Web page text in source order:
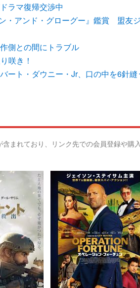
ラマ復帰交渉中
・アンド・グローグー』鑑賞 盟友
側との間にトラブル
咲き！
ート・ダウニー・Jr、口の中を6針縫
まれており、リンク先での会員登録や購